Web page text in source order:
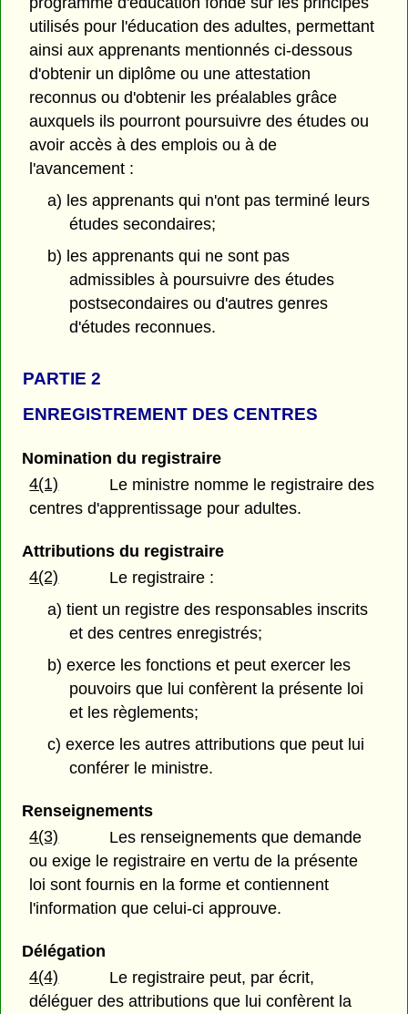
utilisés pour l'éducation des adultes, permettant
ainsi aux apprenants mentionnés ci-dessous
d'obtenir un diplôme ou une attestation
reconnus ou d'obtenir les préalables grâce
auxquels ils pourront poursuivre des études ou
avoir accès à des emplois ou à de
l'avancement :
a) les apprenants qui n'ont pas terminé leurs
études secondaires;
b) les apprenants qui ne sont pas
admissibles à poursuivre des études
postsecondaires ou d'autres genres
d'études reconnues.
PARTIE 2
ENREGISTREMENT DES CENTRES
Nomination du registraire
4(1)
Le ministre nomme le registraire des
centres d'apprentissage pour adultes.
Attributions du registraire
4(2)
Le registraire :
a) tient un registre des responsables inscrits
et des centres enregistrés;
b) exerce les fonctions et peut exercer les
pouvoirs que lui confèrent la présente loi
et les règlements;
c) exerce les autres attributions que peut lui
conférer le ministre.
Renseignements
4(3)
Les renseignements que demande
ou exige le registraire en vertu de la présente
loi sont fournis en la forme et contiennent
l'information que celui-ci approuve.
Délégation
4(4)
Le registraire peut, par écrit,
déléguer des attributions que lui confèrent la